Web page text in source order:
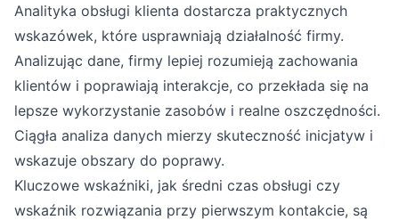
Analityka obsługi klienta dostarcza praktycznych
wskazówek, które usprawniają działalność firmy.
Analizując dane, firmy lepiej rozumieją zachowania
klientów i poprawiają interakcje, co przekłada się na
lepsze wykorzystanie zasobów i realne oszczędności.
Ciągła analiza danych mierzy skuteczność inicjatyw i
wskazuje obszary do poprawy.
Kluczowe wskaźniki, jak średni czas obsługi czy
wskaźnik rozwiązania przy pierwszym kontakcie, są